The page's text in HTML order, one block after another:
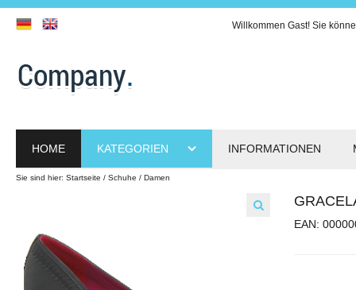
Willkommen Gast! Sie
HOME KATEGORIEN INFORMATIONEN
Sie sind hier: Startseite Schuhe Damen
EAN: